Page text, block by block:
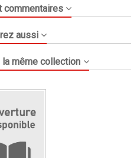
commentaires
aussi
même collection